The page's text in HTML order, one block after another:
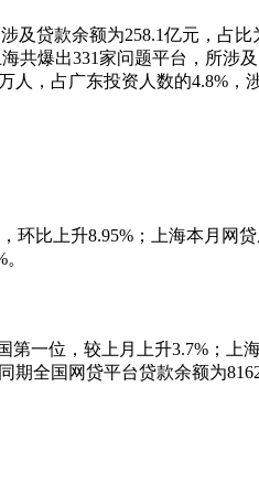
贷款余额为258.1亿元，占比
共爆出331家问题平台，所涉
人，占广东投资人数的4.8%，
比上升8.95%；上海本月网贷
一位，较上月上升3.7%；上
期全国网贷平台贷款余额为